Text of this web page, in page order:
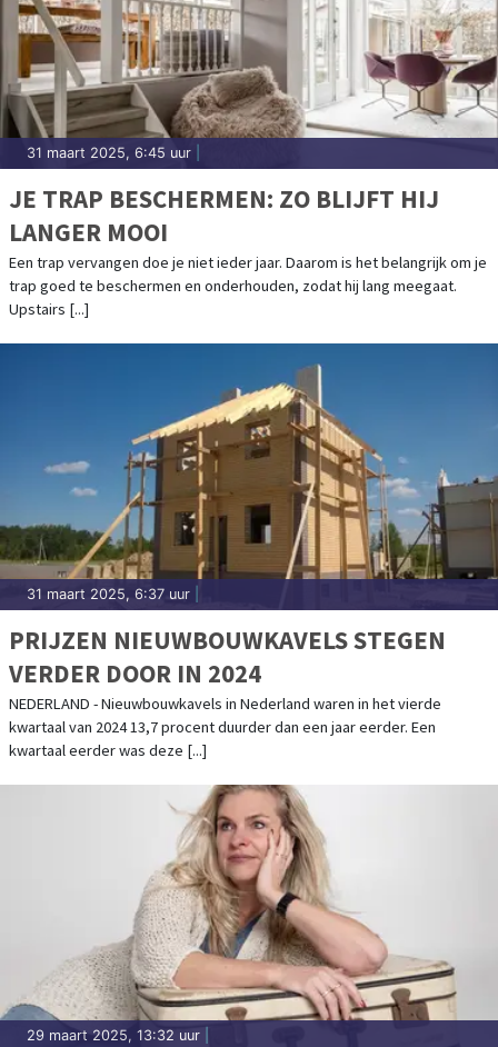
31 maart 2025, 6:45 uur
JE TRAP BESCHERMEN: ZO BLIJFT HIJ
LANGER MOOI
Een trap vervangen doe je niet ieder jaar. Daarom is het belangrijk om je
trap goed te beschermen en onderhouden, zodat hij lang meegaat.
Upstairs [...]
31 maart 2025, 6:37 uur
PRIJZEN NIEUWBOUWKAVELS STEGEN
VERDER DOOR IN 2024
NEDERLAND - Nieuwbouwkavels in Nederland waren in het vierde
kwartaal van 2024 13,7 procent duurder dan een jaar eerder. Een
kwartaal eerder was deze [...]
29 maart 2025, 13:32 uur